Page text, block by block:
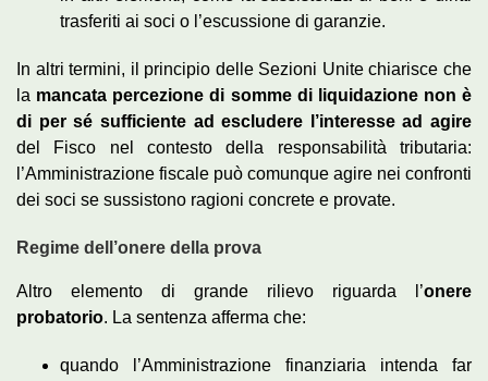
trasferiti ai soci o l’escussione di garanzie.
In altri termini, il principio delle Sezioni Unite chiarisce che
la mancata percezione di somme di liquidazione non è
di per sé sufficiente ad escludere l’interesse ad agire
del Fisco nel contesto della responsabilità tributaria:
l’Amministrazione fiscale può comunque agire nei confronti
dei soci se sussistono ragioni concrete e provate.
Regime dell’onere della prova
Altro elemento di grande rilievo riguarda l’onere
probatorio. La sentenza afferma che:
quando l’Amministrazione finanziaria intenda far